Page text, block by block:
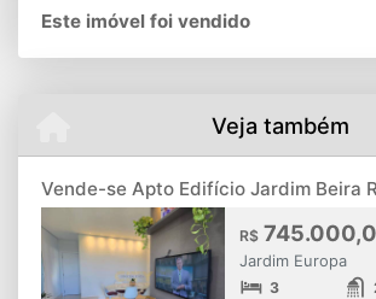
Este imóvel foi vendido
Veja também
Vende-se Apto Edifício Jardim Beira
R$
Jardim Europa
3